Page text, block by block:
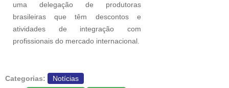
uma delegação de produtoras
brasileiras que têm descontos e
atividades de integração com
profissionais do mercado internacional.
Categorias:
Notícias